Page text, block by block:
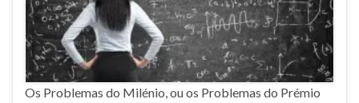
Os Problemas do Milénio, ou os Problemas do Prémio